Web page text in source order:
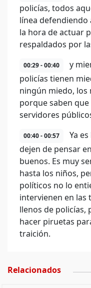
policías, todos
línea defendiendo
la hora de actuar
respaldados por
00:29 - 00:40
y
policías tienen
ningún miedo, los
porque saben que
servidores
00:40 - 00:57
Ya
dejen de pensar
buenos. Es muy
hasta los niños,
políticos no lo
intervienen en
llenos de policías,
hacer piruetas
traición.
Relacionados